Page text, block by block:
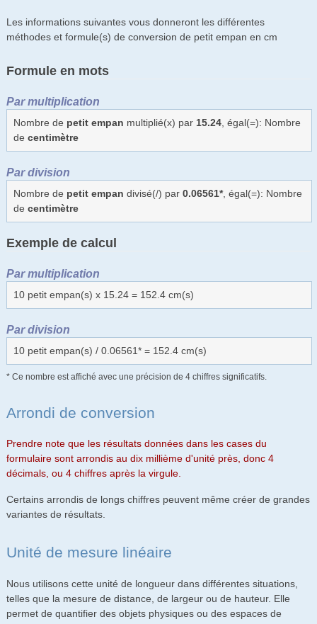
Les informations suivantes vous donneront les différentes
méthodes et formule(s) de conversion de petit empan en cm
Formule en mots
Par multiplication
Nombre de petit empan multiplié(x) par 15.24, égal(=): Nombre
de centimètre
Par division
Nombre de petit empan divisé(/) par 0.06561*, égal(=): Nombre
de centimètre
Exemple de calcul
Par multiplication
10 petit empan(s) x 15.24 = 152.4 cm(s)
Par division
10 petit empan(s) / 0.06561* = 152.4 cm(s)
* Ce nombre est affiché avec une précision de 4 chiffres significatifs.
Arrondi de conversion
Prendre note que les résultats données dans les cases du
formulaire sont arrondis au dix millième d'unité près, donc 4
décimals, ou 4 chiffres après la virgule.
Certains arrondis de longs chiffres peuvent même créer de grandes
variantes de résultats.
Unité de mesure linéaire
Nous utilisons cette unité de longueur dans différentes situations,
telles que la mesure de distance, de largeur ou de hauteur. Elle
permet de quantifier des objets physiques ou des espaces de